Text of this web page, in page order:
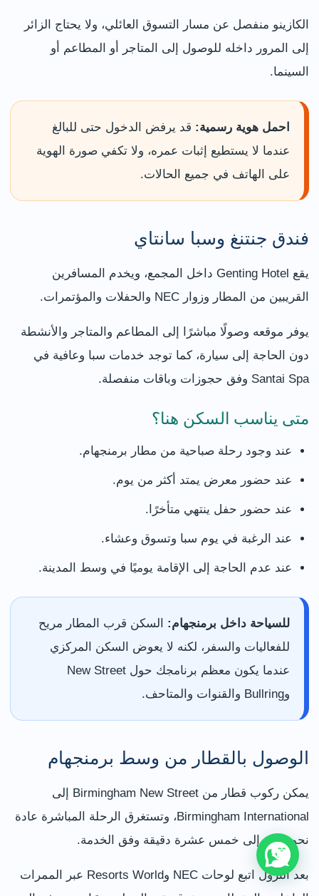
الكازينو منفصل عن مسار التسوق العائلي، ولا يحتاج الزائر
إلى المرور داخله للوصول إلى المتاجر أو المطاعم أو
السينما.
احمل هوية رسمية: قد يرفض الدخول حتى للبالغ
عندما لا يستطيع إثبات عمره، ولا تكفي صورة الهوية
على الهاتف في جميع الحالات.
فندق جنتنغ وسبا سانتاي
يقع Genting Hotel داخل المجمع، ويخدم المسافرين
القريبين من المطار وزوار NEC والحفلات والمؤتمرات.
يوفر موقعه وصولًا مباشرًا إلى المطاعم والمتاجر والأنشطة
دون الحاجة إلى سيارة، كما توجد خدمات سبا وعافية في
Santai Spa وفق حجوزات وباقات منفصلة.
متى يناسب السكن هنا؟
عند وجود رحلة صباحية من مطار برمنجهام.
عند حضور معرض يمتد أكثر من يوم.
عند حضور حفل ينتهي متأخرًا.
عند الرغبة في يوم سبا وتسوق وعشاء.
عند عدم الحاجة إلى الإقامة يوميًا في وسط المدينة.
للسياحة داخل برمنجهام: السكن قرب المطار مريح
للفعاليات والسفر، لكنه لا يعوض السكن المركزي
عندما يكون معظم برنامجك حول New Street
وBullring والقنوات والمتاحف.
الوصول بالقطار من وسط برمنجهام
يمكن ركوب قطار من Birmingham New Street إلى
Birmingham International، وتستغرق الرحلة المباشرة عادة
نحو عشر إلى خمس عشرة دقيقة وفق الخدمة.
بعد النزول اتبع لوحات NEC وResorts World عبر الممرات